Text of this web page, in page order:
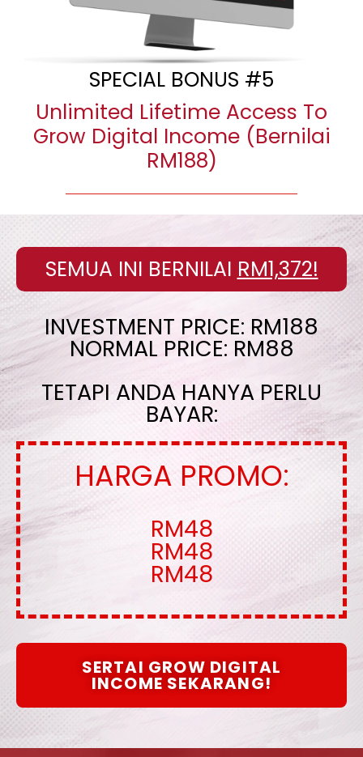
SPECIAL BONUS #5
Unlimited Lifetime Access To
Grow Digital Income (Bernilai
RM188)
SEMUA INI BERNILAI RM1,372!
INVESTMENT PRICE: RM188
NORMAL PRICE: RM88
TETAPI ANDA HANYA PERLU
BAYAR:
HARGA PROMO:
RM48
RM48
RM48
SERTAI GROW DIGITAL
INCOME SEKARANG!